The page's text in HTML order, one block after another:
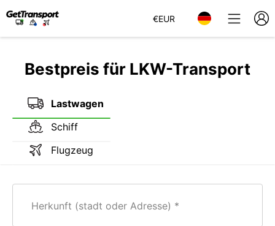
€EUR
Bestpreis für LKW-Transport
Lastwagen
Schiff
Flugzeug
Herkunft (stadt oder Adresse)